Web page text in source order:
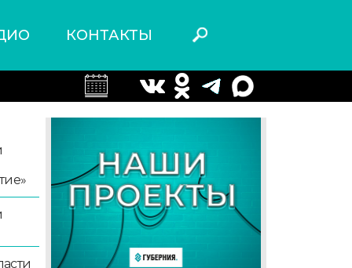
КОНТАКТЫ